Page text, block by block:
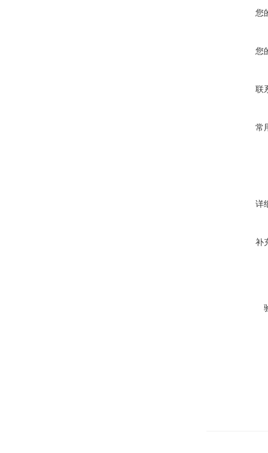
您
您
联
常
详
补